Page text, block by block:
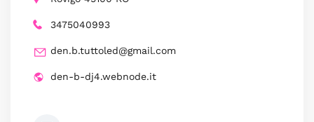
3475040993
den.b.tuttoled@gmail.com
den-b-dj4.webnode.it